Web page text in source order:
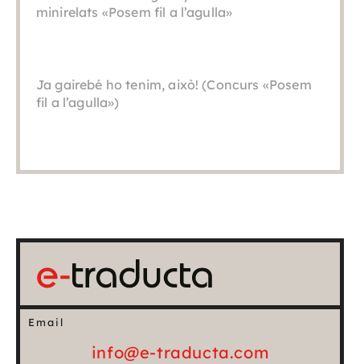
minirelats «Posem fil a l’agulla»
Ja gairebé ho tenim, això! (Concurs «Posem
fil a l’agulla»)
Email
info@e-traducta.com